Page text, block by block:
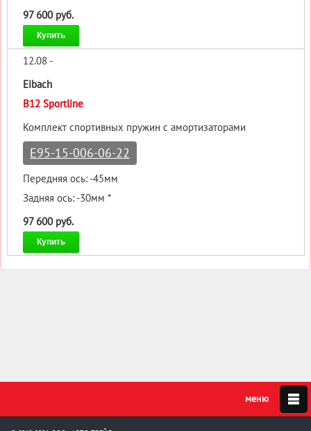
97 600 руб.
Купить
12.08 -
Eibach
B12 Sportline
Комплект спортивных пружин с амортизаторами
E95-15-006-06-22
Передняя ось: -45мм
Задняя ось: -30мм *
97 600 руб.
Купить